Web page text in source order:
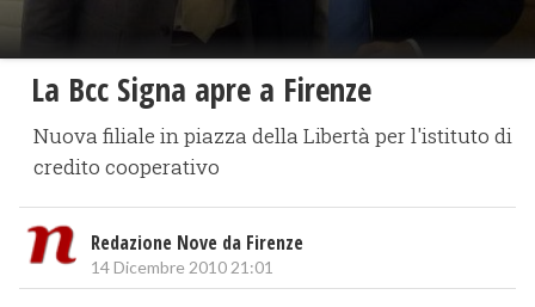
La Bcc Signa apre a Firenze
Nuova filiale in piazza della Libertà per l'istituto di
credito cooperativo
Redazione Nove da Firenze
14 Dicembre 2010 21:01